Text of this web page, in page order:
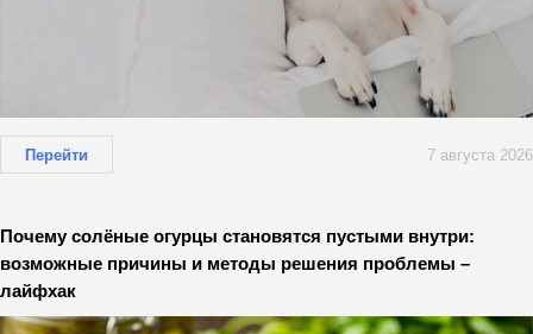
Перейти 7 августа 2026
Почему солёные огурцы становятся пустыми внутри:
возможные причины и методы решения проблемы –
лайфхак